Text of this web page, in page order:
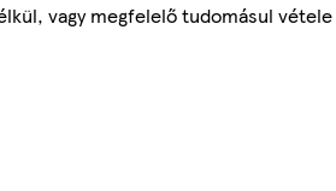
vagy megfelelő tudomásul